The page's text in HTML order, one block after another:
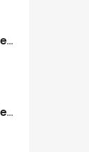
Prachtige kamer met eigen sanitair.
Prachtige kamer met eigen sanitair!